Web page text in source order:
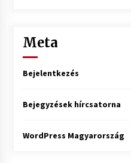
Meta
Bejelentkezés
Bejegyzések hírcsatorna
WordPress Magyarország